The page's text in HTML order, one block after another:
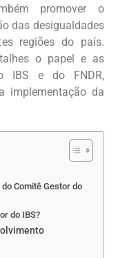
promover o
das desigualdades
regiões do país.
o papel e as
IBS e do FNDR,
implementação da
Comitê Gestor do
do IBS?